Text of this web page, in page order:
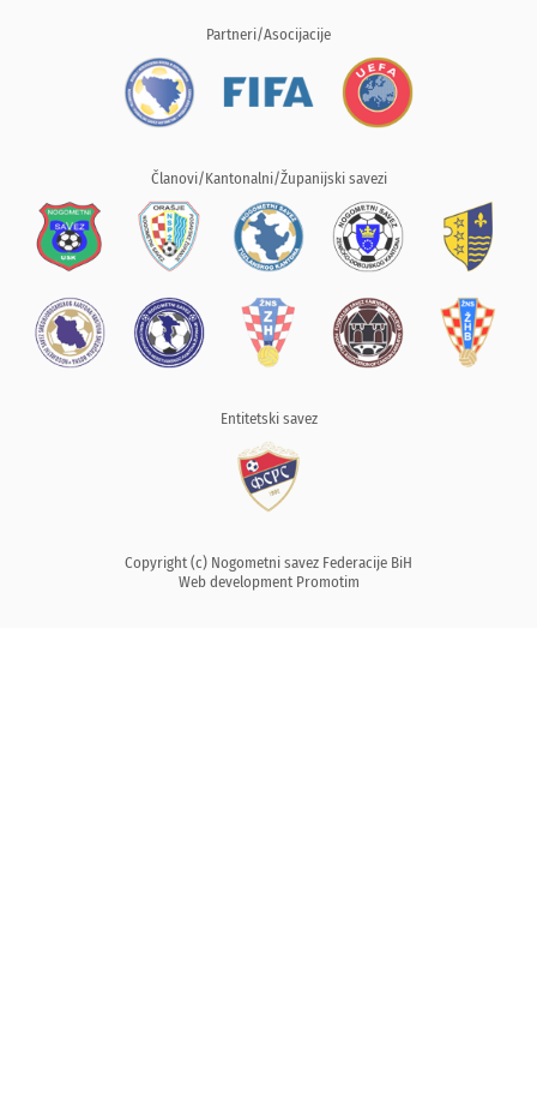
Partneri/Asocijacije
Članovi/Kantonalni/Županijski savezi
Entitetski savez
Copyright (c) Nogometni savez Federacije BiH
Web development Promotim